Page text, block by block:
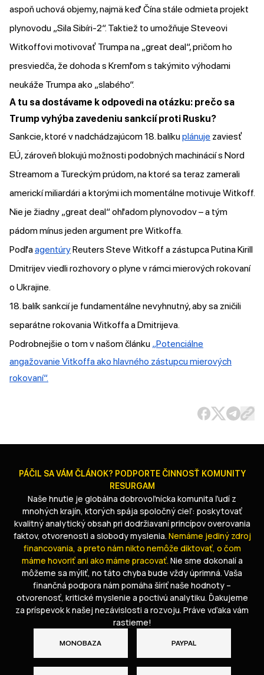
aspoň uchová objemy, najmä keď Čína stále odmieta projekt
plynovodu „Sila Sibíri-2“. Taktiež to umožňuje Steveovi
Witkoffovi motivovať Trumpa na „great deal“, pričom ho
presviedča, že dohoda s Kremľom s takýmito výhodami
neukáže Trumpa ako „slabého“.
A tu sa dostávame k odpovedi na otázku: prečo sa
Trump vyhýba zavedeniu sankcií proti Rusku?
Sankcie, ktoré v nadchádzajúcom 18. balíkuplánuje zaviesť
EÚ, zároveň blokujú možnosti podobných machinácií s Nord
Streamom a Tureckým prúdom, na ktoré sa teraz zamerali
americkí miliardári a ktorými ich momentálne motivuje Witkoff.
Nie je žiadny „great deal“ ohľadom plynovodov – a tým
pádom mínus jeden argument pre Witkoffa.
PodľaagentúryReuters Steve Witkoff a zástupca Putina Kirill
Dmitrijev viedli rozhovory o plyne v rámci mierových rokovaní
o Ukrajine.
18. balík sankcií je fundamentálne nevyhnutný, aby sa zničili
separátne rokovania Witkoffa a Dmitrijeva.
Podrobnejšie o tom v našom článku „Potenciálne
angažovanie Vitkoffa ako hlavného zástupcu mierových
rokovaní“.
PÁČIL SA VÁM ČLÁNOK? PODPORTE ČINNOSŤ KOMUNITY
RESURGAM
Naše hnutie je globálna dobrovoľnícka komunita ľudí z
mnohých krajín, ktorých spája spoločný cieľ: poskytovať
kvalitný analytický obsah pri dodržiavaní princípov overovania
faktov, otvorenosti a slobody myslenia. Nemáme jediný zdroj
financovania, a preto nám nikto nemôže diktovať, o čom
máme hovoriť ani ako máme pracovať. Nie sme dokonalí a
môžeme sa mýliť, no táto chyba bude vždy úprimná. Vaša
finančná podpora nám pomáha šíriť naše hodnoty –
otvorenosť, kritické myslenie a poctivú analytiku. Ďakujeme
za príspevok k našej nezávislosti a rozvoju. Práve vďaka vám
rastieme!
MONOBAZA PAYPAL